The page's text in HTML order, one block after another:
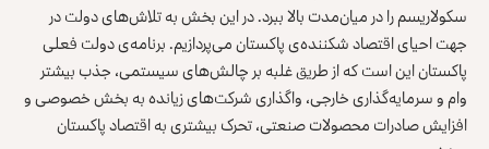
سکولاریسم را در میان‌مدت بالا ببرد. در این بخش به تلاش‌های دولت در
جهت احیای اقتصاد شکننده‌ی پاکستان می‌پردازیم. برنامه‌ی دولت فعلی
پاکستان این است که از طریق غلبه بر چالش‌های سیستمی، جذب بیشتر
وام و سرمایه‌گذاری خارجی، واگذاری شرکت‌های زیانده به بخش خصوصی و
افزایش صادرات محصولات صنعتی، تحرک بیشتری به اقتصاد پاکستان